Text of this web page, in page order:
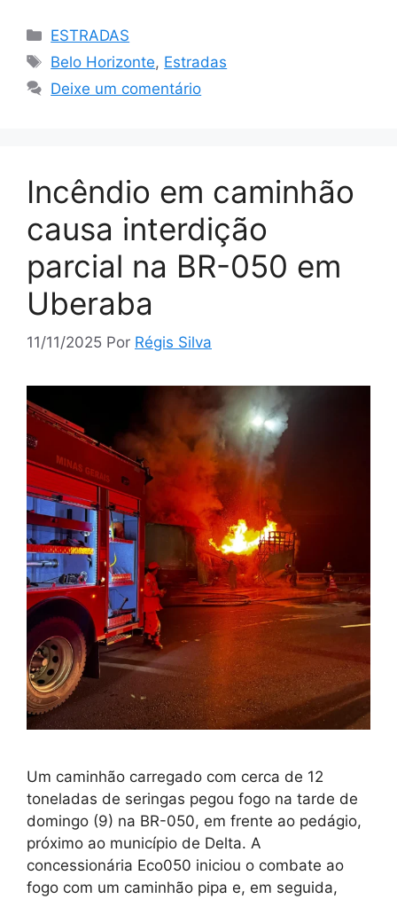
Categorias
ESTRADAS
Tags
Belo Horizonte, Estradas
Deixe um comentário
Incêndio em caminhão
causa interdição
parcial na BR-050 em
Uberaba
11/11/2025 Por Régis Silva
Um caminhão carregado com cerca de 12
toneladas de seringas pegou fogo na tarde de
domingo (9) na BR-050, em frente ao pedágio,
próximo ao município de Delta. A
concessionária Eco050 iniciou o combate ao
fogo com um caminhão pipa e, em seguida,